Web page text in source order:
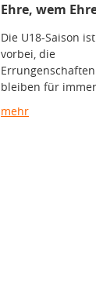
Ehre, wem
Die U18-Saison ist
vorbei, die
Errungenschaften
bleiben für immer
mehr